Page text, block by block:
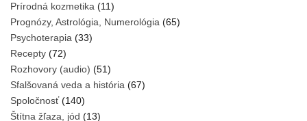
Prírodná kozmetika (11)
Prognózy, Astrológia, Numerológia (65)
Psychoterapia (33)
Recepty (72)
Rozhovory (audio) (51)
Sfalšovaná veda a história (67)
Spoločnosť(140)
Štítna žľaza, jód (13)